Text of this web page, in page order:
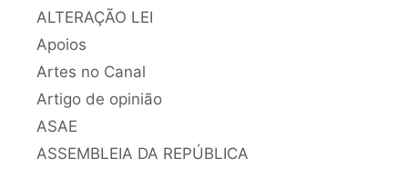
ALTERAÇÃO LEI
Apoios
Artes no Canal
Artigo de opinião
ASAE
ASSEMBLEIA DA REPÚBLICA